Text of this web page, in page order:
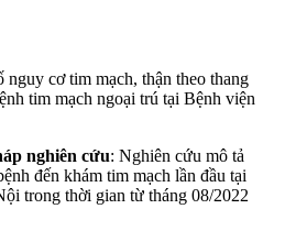
nguy cơ tim mạch, thận theo thang
tim mạch ngoại trú tại Bệnh viện
nghiên cứu: Nghiên cứu mô tả
đến khám tim mạch lần đầu tại
trong thời gian từ tháng 08/2022